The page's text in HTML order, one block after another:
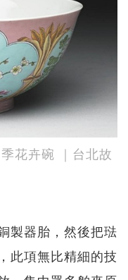
花卉碗 ｜台北故
製器胎，然後把琺
此項無比精細的技